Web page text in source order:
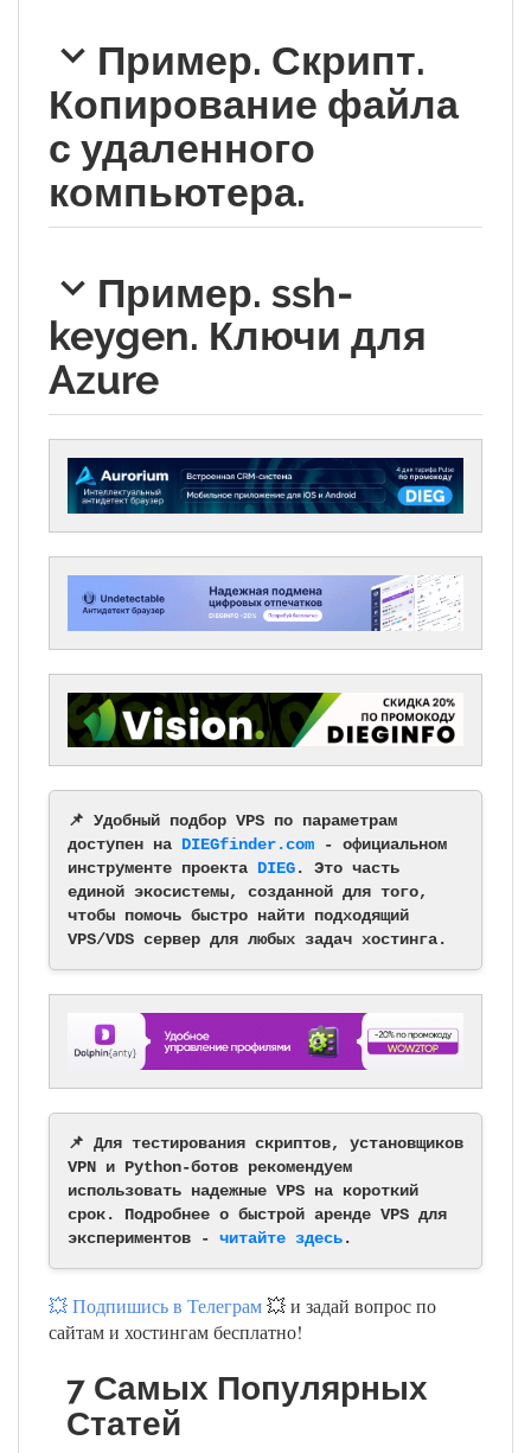
Пример. Скрипт.
Копирование файла
с удаленного
компьютера.
Пример. ssh-
keygen. Ключи для
Azure
📌 Удобный подбор VPS по параметрам
доступен на DIEGfinder.com - официальном
инструменте проекта DIEG. Это часть
единой экосистемы, созданной для того,
чтобы помочь быстро найти подходящий
VPS/VDS сервер для любых задач хостинга.
📌 Для тестирования скриптов, установщиков
VPN и Python-ботов рекомендуем
использовать надежные VPS на короткий
срок. Подробнее о быстрой аренде VPS для
экспериментов - читайте здесь.
💥 Подпишись в Телеграм💥 и задай вопрос по
сайтам и хостингам бесплатно!
7 Самых Популярных
Статей